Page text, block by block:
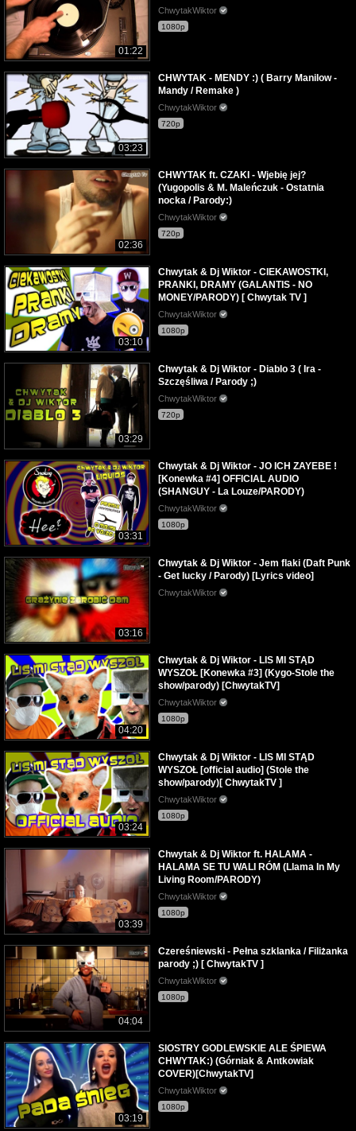
01:22
ChwytakWiktor
1080p
03:23
CHWYTAK - MENDY :) ( Barry Manilow -
Mandy / Remake )
ChwytakWiktor
720p
02:36
CHWYTAK ft. CZAKI - Wjebię jej?
(Yugopolis & M. Maleńczuk - Ostatnia
nocka / Parody:)
ChwytakWiktor
720p
03:10
Chwytak & Dj Wiktor - CIEKAWOSTKI,
PRANKI, DRAMY (GALANTIS - NO
MONEY/PARODY) [ Chwytak TV ]
ChwytakWiktor
1080p
03:29
Chwytak & Dj Wiktor - Diablo 3 ( Ira -
Szczęśliwa / Parody ;)
ChwytakWiktor
720p
03:31
Chwytak & Dj Wiktor - JO ICH ZAYEBE !
[Konewka #4] OFFICIAL AUDIO
(SHANGUY - La Louze/PARODY)
ChwytakWiktor
1080p
03:16
Chwytak & Dj Wiktor - Jem flaki (Daft Punk
- Get lucky / Parody) [Lyrics video]
ChwytakWiktor
04:20
Chwytak & Dj Wiktor - LIS MI STĄD
WYSZOŁ [Konewka #3] (Kygo-Stole the
show/parody) [ChwytakTV]
ChwytakWiktor
1080p
03:24
Chwytak & Dj Wiktor - LIS MI STĄD
WYSZOŁ [official audio] (Stole the
show/parody)[ ChwytakTV ]
ChwytakWiktor
1080p
03:39
Chwytak & Dj Wiktor ft. HALAMA -
HALAMA SE TU WALI RÓM (Llama In My
Living Room/PARODY)
ChwytakWiktor
1080p
04:04
Czereśniewski - Pełna szklanka / Filiżanka
parody ;) [ ChwytakTV ]
ChwytakWiktor
1080p
03:19
SIOSTRY GODLEWSKIE ALE ŚPIEWA
CHWYTAK:) (Górniak & Antkowiak
COVER)[ChwytakTV]
ChwytakWiktor
1080p